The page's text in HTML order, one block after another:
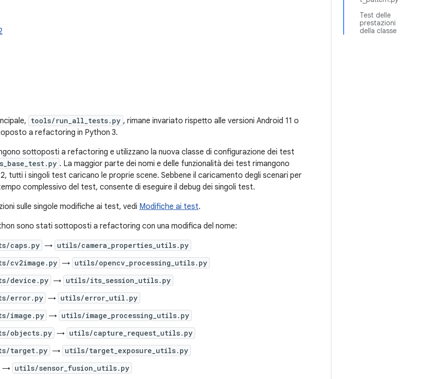
Test delle
prestazioni
della classe
tools/run_all_tests.py , rimane invariato rispetto alle versioni Android 11 o
a refactoring in Python 3.
sottoposti a refactoring e utilizzano la nuova classe di configurazione dei test
. La maggior parte dei nomi e delle funzionalità dei test rimangono
tutti i singoli test caricano le proprie scene. Sebbene il caricamento degli scenari per
complessivo del test, consente di eseguire il debug dei singoli test.
sulle singole modifiche ai test, vedi Modifiche ai test.
sono stati sottoposti a refactoring con una modifica del nome:
caps.py → utils/camera_properties_utils.py
cv2image.py → utils/opencv_processing_utils.py
device.py → utils/its_session_utils.py
error.py → utils/error_util.py
image.py → utils/image_processing_utils.py
objects.py → utils/capture_request_utils.py
target.py → utils/target_exposure_utils.py
→ utils/sensor_fusion_utils.py